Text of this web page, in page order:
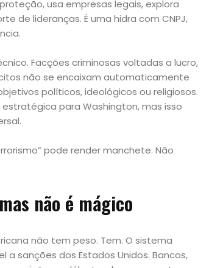
usa empresas legais, explora
de lideranças. É uma hidra com CNPJ,
Facções criminosas voltadas a lucro,
não se encaixam automaticamente
políticos, ideológicos ou religiosos.
para Washington, mas isso
pode render manchete. Não
não é mágico
não tem peso. Tem. O sistema
sanções dos Estados Unidos. Bancos,